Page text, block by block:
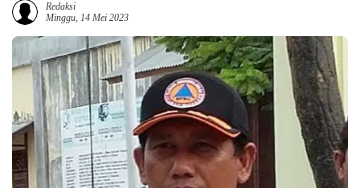
Redaksi
Minggu, 14 Mei 2023